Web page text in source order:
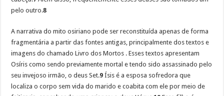
pelo outro.8
A narrativa do mito osiriano pode ser reconstituída apenas de forma
fragmentária a partir das fontes antigas, principalmente dos textos e
imagens do chamado Livro dos Mortos . Esses textos apresentam
Osíris como sendo previamente mortal e tendo sido assassinado pelo
seu invejoso irmão, o deus Set.9 Ísis é a esposa sofredora que
localiza o corpo sem vida do marido e coabita com ele por meio de